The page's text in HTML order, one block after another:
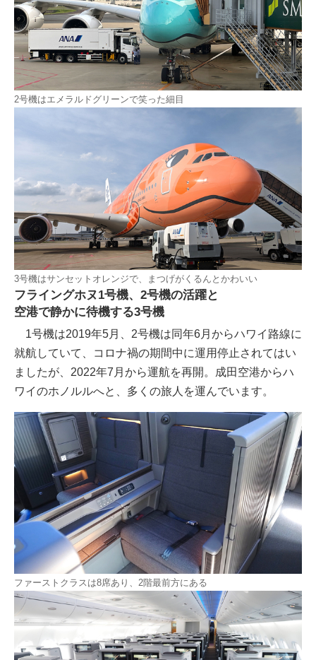
2号機はエメラルドグリーンで笑った細目
3号機はサンセットオレンジで、まつげがくるんとかわいい
フライングホヌ1号機、2号機の活躍と
空港で静かに待機する3号機
1号機は2019年5月、2号機は同年6月からハワイ路線に
就航していて、コロナ禍の期間中に運用停止されてはい
ましたが、2022年7月から運航を再開。成田空港からハ
ワイのホノルルへと、多くの旅人を運んでいます。
ファーストクラスは8席あり、2階最前方にある